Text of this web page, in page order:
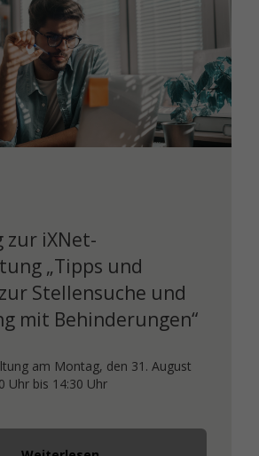
zur iXNet-
„Tipps und
Stellensuche und
mit Behinderungen“
am Montag, den 31. August
Uhr bis 14:30 Uhr